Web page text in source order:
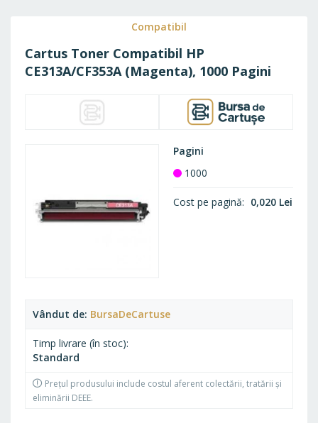
Compatibil
Cartus Toner Compatibil HP
CE313A/CF353A (Magenta), 1000 Pagini
Vândut de BursaDeCartuse
Timp livrare (în stoc)
Standard
Prețul produsului include costul aferent colectării, tratării și
eliminării DEEE.
Pagini
1000
Cost pe pagină 0,020 Lei